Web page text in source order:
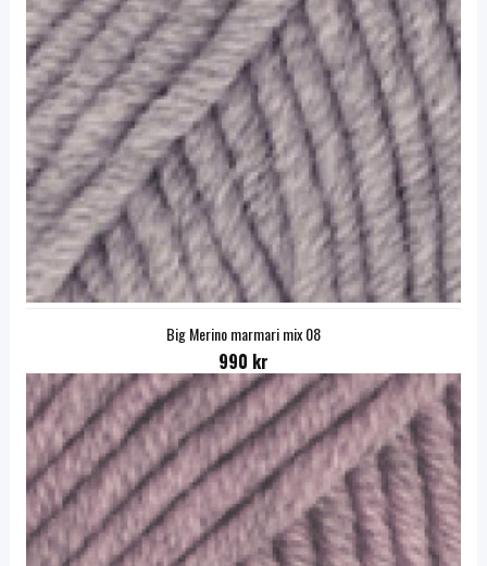
Big Merino marmari mix 08
990 kr